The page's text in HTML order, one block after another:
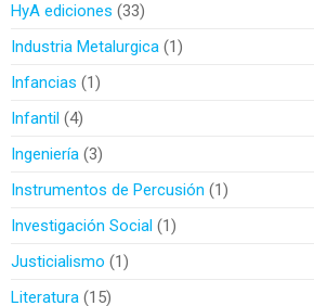
HyA ediciones 33
Industria Metalurgica 1
Infancias
1
Infantil 4
Ingeniería 3
Instrumentos de Percusión
1
Investigación Social 1
Justicialismo
1
Literatura 15